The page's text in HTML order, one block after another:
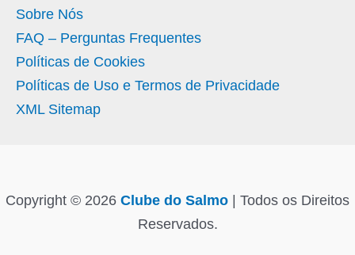
Sobre Nós
FAQ – Perguntas Frequentes
Políticas de Cookies
Políticas de Uso e Termos de Privacidade
XML Sitemap
Copyright © 2026 Clube do Salmo | Todos os Direitos
Reservados.